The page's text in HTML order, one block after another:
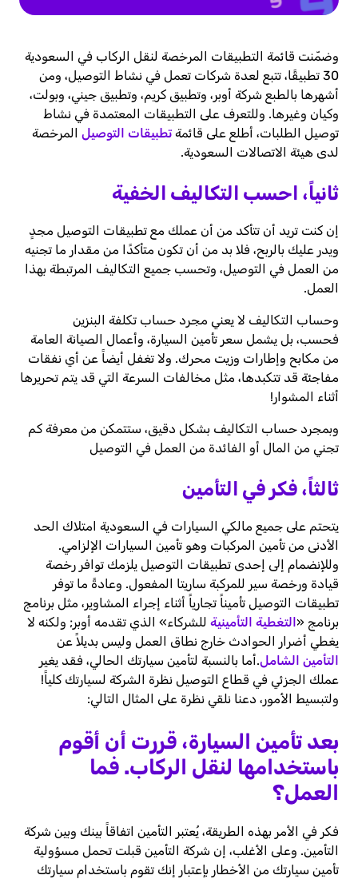
وضمّنت قائمة التطبيقات المرخصة لنقل الركاب في السعودية
30 تطبيقًا، تتبع لعدة شركات تعمل في نشاط التوصيل، ومن
أشهرها بالطبع شركة أوبر، وتطبيق كريم، وتطبيق جيني، وبولت،
وكيان وغيرها. وللتعرف على التطبيقات المعتمدة في نشاط
توصيل الطلبات، أطلع على قائمةتطبيقات التوصيل المرخصة
لدى هيئة الاتصالات السعودية.
ثانياً، احسب التكاليف الخفية
إن كنت تريد أن تتأكد من أن عملك مع تطبيقات التوصيل مجدٍ
ويدر عليك بالربح، فلا بد من أن تكون متأكدًا من مقدار ما تجنيه
من العمل في التوصيل، وتحسب جميع التكاليف المرتبطة بهذا
العمل.
وحساب التكاليف لا يعني مجرد حساب تكلفة البنزين
فحسب، بل يشمل سعر تأمين السيارة، وأعمال الصيانة العامة
من مكابح وإطارات وزيت محرك. ولا تغفل أيضاً عن أي نفقات
مفاجئة قد تتكبدها، مثل مخالفات السرعة التي قد يتم تحريرها
أثناء المشوار!
وبمجرد حساب التكاليف بشكل دقيق، ستتمكن من معرفة كم
تجني من المال أو الفائدة من العمل في التوصيل
ثالثاً، فكر في التأمين
يتحتم على جميع مالكي السيارات في السعودية امتلاك الحد
الأدنى من تأمين المركبات وهو تأمين السيارات الإلزامي.
وللإنضمام إلى إحدى تطبيقات التوصيل يلزمك توافر رخصة
قيادة ورخصة سير للمركبة ساريتا المفعول. وعادةً ما توفر
تطبيقات التوصيل تأميناً تجارياً أثناء إجراء المشاوير، مثل برنامج
برنامج «التغطية التأمينية للشركاء» الذي تقدمه أوبر; ولكنه لا
يغطي أضرار الحوادث خارج نطاق العمل وليس بديلاً عن
التأمين الشامل.أما بالنسبة لتأمين سيارتك الحالي، فقد يغير
عملك الجزئي في قطاع التوصيل نظرة الشركة لسيارتك كلياً!
ولتبسيط الأمور، دعنا نلقي نظرة على المثال التالي:
بعد تأمين السيارة، قررت أن أقوم
باستخدامها لنقل الركاب. فما
العمل؟
فكر في الأمر بهذه الطريقة، يُعتبر التأمين اتفاقاً بينك وبين شركة
التأمين. وعلى الأغلب، إن شركة التأمين قبلت تحمل مسؤولية
تأمين سيارتك من الأخطار بإعتبار إنك تقوم باستخدام سيارتك